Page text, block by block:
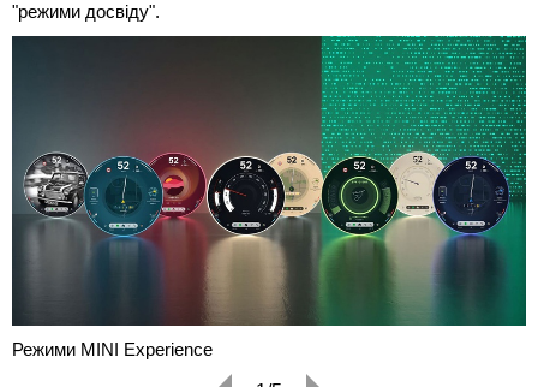
"режими досвіду".
Режими MINI Experience